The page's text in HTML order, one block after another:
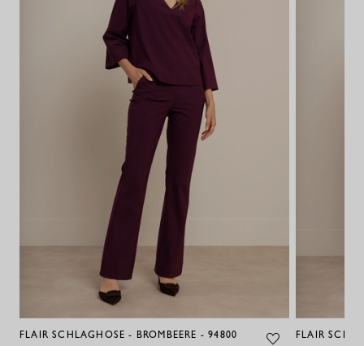
FLAIR SCHLAGHOSE - BROMBEERE - 94800 FLAIR